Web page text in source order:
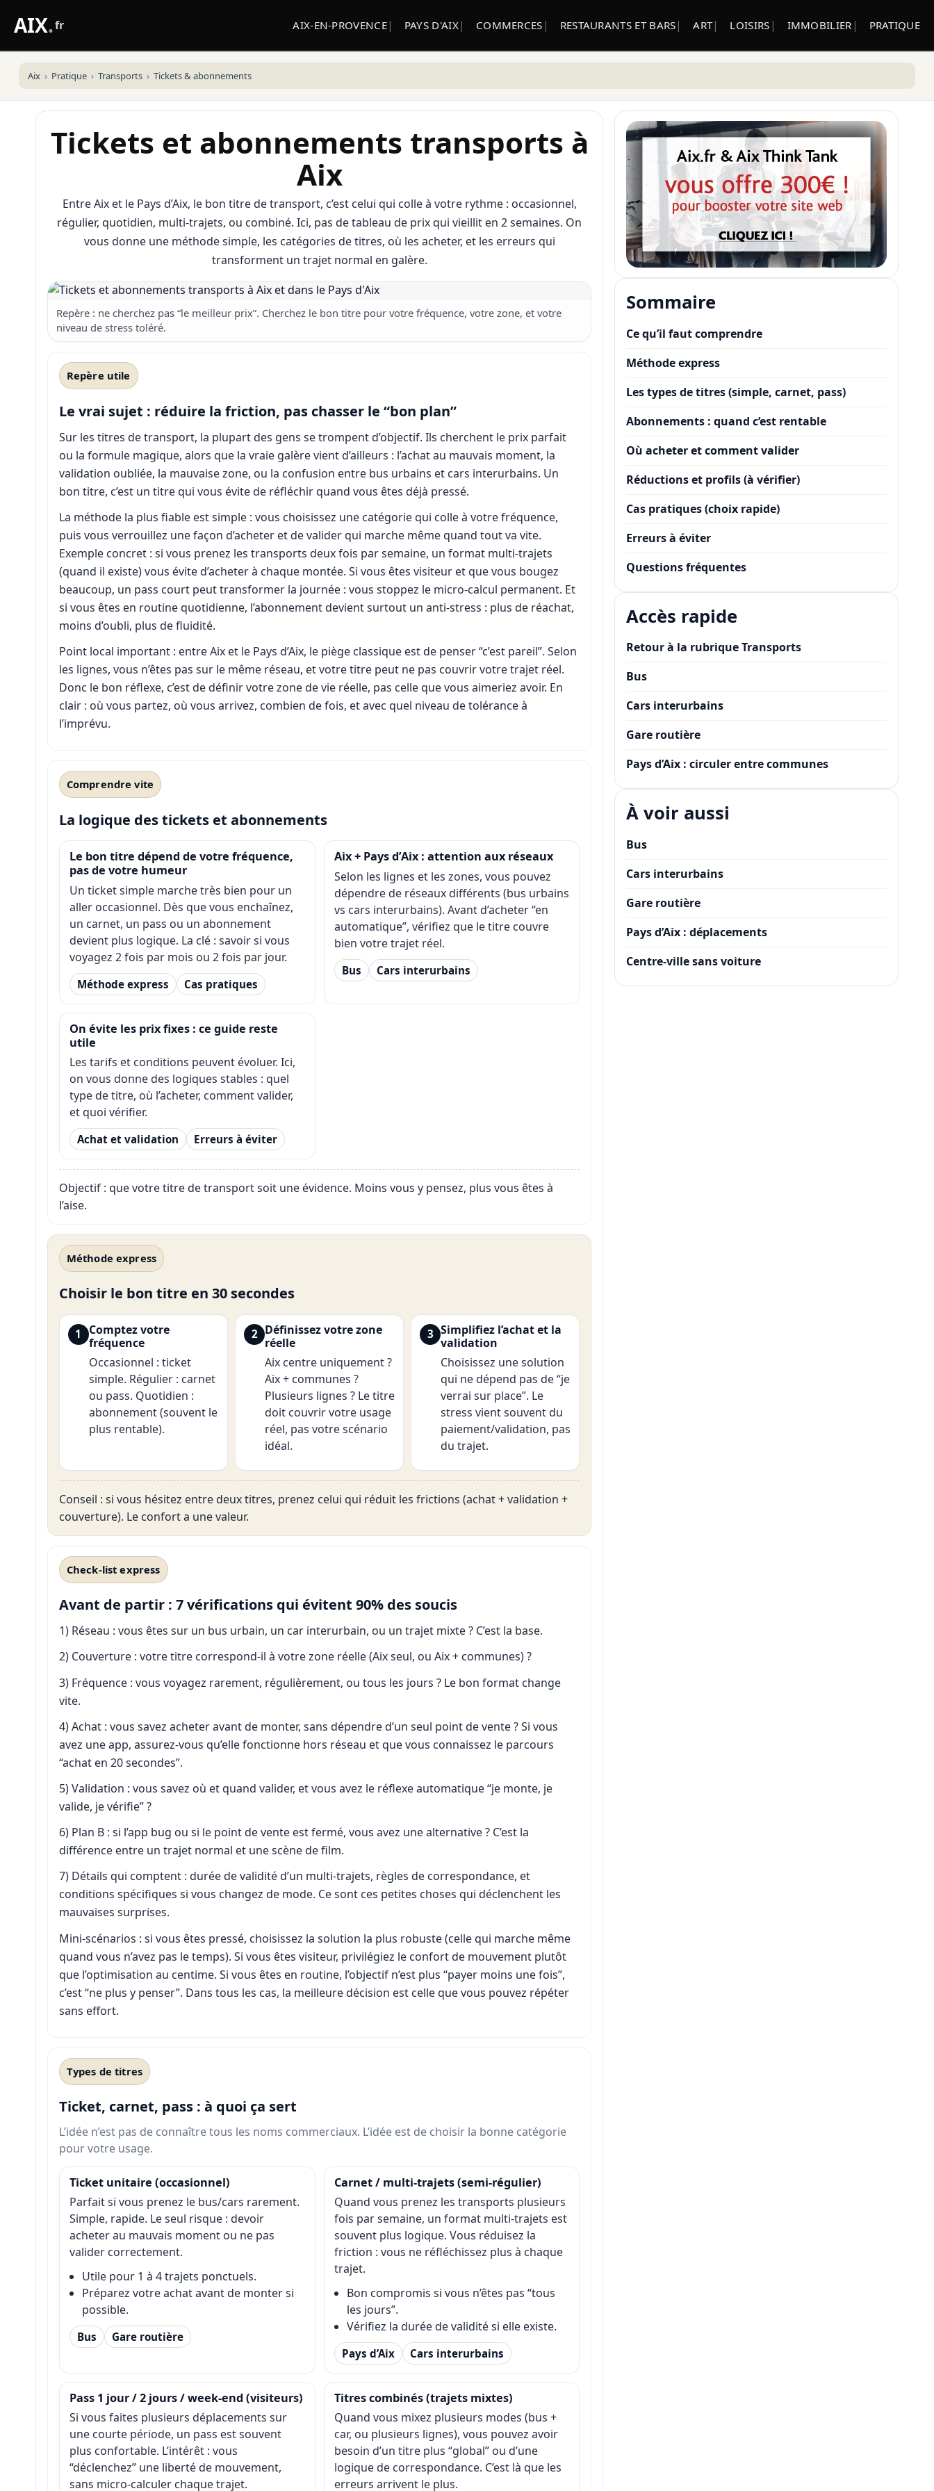
AIX.fr AIX-EN-PROVENCE PAYS D'AIX COMMERCES RESTAURANTS ET BARS ART LOISIRS IMMOBILIER PRATIQUE
Aix Pratique Transports Tickets & abonnements
Tickets et abonnements transports à
Aix
Entre Aix et le Pays d’Aix, le bon titre de transport, c’est celui qui colle à votre rythme : occasionnel,
régulier, quotidien, multi-trajets, ou combiné. Ici, pas de tableau de prix qui vieillit en 2 semaines. On
vous donne une méthode simple, les catégories de titres, où les acheter, et les erreurs qui
transforment un trajet normal en galère.
Repère : ne cherchez pas “le meilleur prix”. Cherchez le bon titre pour votre fréquence, votre zone, et votre
niveau de stress toléré.
Repère utile
Le vrai sujet : réduire la friction, pas chasser le “bon plan”
Sur les titres de transport, la plupart des gens se trompent d’objectif. Ils cherchent le prix parfait
ou la formule magique, alors que la vraie galère vient d’ailleurs : l’achat au mauvais moment, la
validation oubliée, la mauvaise zone, ou la confusion entre bus urbains et cars interurbains. Un
bon titre, c’est un titre qui vous évite de réfléchir quand vous êtes déjà pressé.
La méthode la plus fiable est simple : vous choisissez une catégorie qui colle à votre fréquence,
puis vous verrouillez une façon d’acheter et de valider qui marche même quand tout va vite.
Exemple concret : si vous prenez les transports deux fois par semaine, un format multi-trajets
(quand il existe) vous évite d’acheter à chaque montée. Si vous êtes visiteur et que vous bougez
beaucoup, un pass court peut transformer la journée : vous stoppez le micro-calcul permanent. Et
si vous êtes en routine quotidienne, l’abonnement devient surtout un anti-stress : plus de réachat,
moins d’oubli, plus de fluidité.
Point local important : entre Aix et le Pays d’Aix, le piège classique est de penser “c’est pareil”. Selon
les lignes, vous n’êtes pas sur le même réseau, et votre titre peut ne pas couvrir votre trajet réel.
Donc le bon réflexe, c’est de définir votre zone de vie réelle, pas celle que vous aimeriez avoir. En
clair : où vous partez, où vous arrivez, combien de fois, et avec quel niveau de tolérance à
l’imprévu.
Comprendre vite
La logique des tickets et abonnements
Le bon titre dépend de votre fréquence,
pas de votre humeur
Un ticket simple marche très bien pour un
aller occasionnel. Dès que vous enchaînez,
un carnet, un pass ou un abonnement
devient plus logique. La clé : savoir si vous
voyagez 2 fois par mois ou 2 fois par jour.
Méthode express Cas pratiques
Aix + Pays d’Aix : attention aux réseaux
Selon les lignes et les zones, vous pouvez
dépendre de réseaux différents (bus urbains
vs cars interurbains). Avant d’acheter “en
automatique”, vérifiez que le titre couvre
bien votre trajet réel.
Bus Cars interurbains
On évite les prix fixes : ce guide reste
utile
Les tarifs et conditions peuvent évoluer. Ici,
on vous donne des logiques stables : quel
type de titre, où l’acheter, comment valider,
et quoi vérifier.
Achat et validation Erreurs à éviter
Objectif : que votre titre de transport soit une évidence. Moins vous y pensez, plus vous êtes à
l’aise.
Méthode express
Choisir le bon titre en 30 secondes
1
Comptez votre
fréquence
Occasionnel : ticket
simple. Régulier : carnet
ou pass. Quotidien :
abonnement (souvent le
plus rentable).
2 Définissez votre zone
réelle
Aix centre uniquement ?
Aix + communes ?
Plusieurs lignes ? Le titre
doit couvrir votre usage
réel, pas votre scénario
idéal.
3 Simplifiez l’achat et la
validation
Choisissez une solution
qui ne dépend pas de “je
verrai sur place”. Le
stress vient souvent du
paiement/validation, pas
du trajet.
Conseil : si vous hésitez entre deux titres, prenez celui qui réduit les frictions (achat + validation +
couverture). Le confort a une valeur.
Check-list express
Avant de partir : 7 vérifications qui évitent 90% des soucis
1) Réseau : vous êtes sur un bus urbain, un car interurbain, ou un trajet mixte ? C’est la base.
2) Couverture : votre titre correspond-il à votre zone réelle (Aix seul, ou Aix + communes) ?
3) Fréquence : vous voyagez rarement, régulièrement, ou tous les jours ? Le bon format change
vite.
4) Achat : vous savez acheter avant de monter, sans dépendre d’un seul point de vente ? Si vous
avez une app, assurez-vous qu’elle fonctionne hors réseau et que vous connaissez le parcours
“achat en 20 secondes”.
5) Validation : vous savez où et quand valider, et vous avez le réflexe automatique “je monte, je
valide, je vérifie” ?
6) Plan B : si l’app bug ou si le point de vente est fermé, vous avez une alternative ? C’est la
différence entre un trajet normal et une scène de film.
7) Détails qui comptent : durée de validité d’un multi-trajets, règles de correspondance, et
conditions spécifiques si vous changez de mode. Ce sont ces petites choses qui déclenchent les
mauvaises surprises.
Mini-scénarios : si vous êtes pressé, choisissez la solution la plus robuste (celle qui marche même
quand vous n’avez pas le temps). Si vous êtes visiteur, privilégiez le confort de mouvement plutôt
que l’optimisation au centime. Si vous êtes en routine, l’objectif n’est plus “payer moins une fois”,
c’est “ne plus y penser”. Dans tous les cas, la meilleure décision est celle que vous pouvez répéter
sans effort.
Types de titres
Ticket, carnet, pass : à quoi ça sert
L’idée n’est pas de connaître tous les noms commerciaux. L’idée est de choisir la bonne catégorie
pour votre usage.
Ticket unitaire (occasionnel)
Parfait si vous prenez le bus/cars rarement.
Simple, rapide. Le seul risque : devoir
acheter au mauvais moment ou ne pas
valider correctement.
Utile pour 1 à 4 trajets ponctuels.
Préparez votre achat avant de monter si
possible.
Bus Gare routière
Carnet / multi-trajets (semi-régulier)
Quand vous prenez les transports plusieurs
fois par semaine, un format multi-trajets est
souvent plus logique. Vous réduisez la
friction : vous ne réfléchissez plus à chaque
trajet.
Bon compromis si vous n’êtes pas “tous
les jours”.
Vérifiez la durée de validité si elle existe.
Pays d’Aix Cars interurbains
Pass 1 jour / 2 jours / week-end (visiteurs)
Si vous faites plusieurs déplacements sur
une courte période, un pass est souvent
plus confortable. L’intérêt : vous
“déclenchez” une liberté de mouvement,
sans micro-calculer chaque trajet.
Titres combinés (trajets mixtes)
Quand vous mixez plusieurs modes (bus +
car, ou plusieurs lignes), vous pouvez avoir
besoin d’un titre plus “global” ou d’une
logique de correspondance. C’est là que les
erreurs arrivent le plus.
Sommaire
Ce qu’il faut comprendre
Méthode express
Les types de titres (simple, carnet, pass)
Abonnements : quand c’est rentable
Où acheter et comment valider
Réductions et profils (à vérifier)
Cas pratiques (choix rapide)
Erreurs à éviter
Questions fréquentes
Accès rapide
Retour à la rubrique Transports
Bus
Cars interurbains
Gare routière
Pays d’Aix : circuler entre communes
À voir aussi
Bus
Cars interurbains
Gare routière
Pays d’Aix : déplacements
Centre-ville sans voiture